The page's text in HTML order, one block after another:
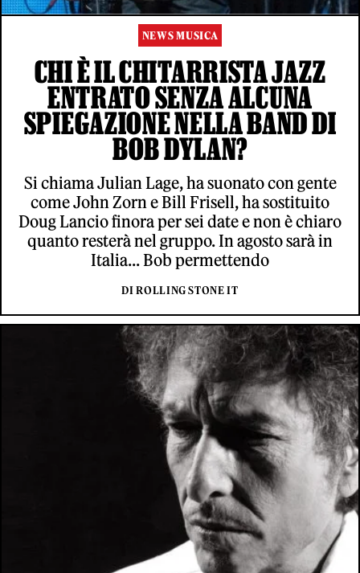
NEWS MUSICA
CHI È IL CHITARRISTA JAZZ
ENTRATO SENZA ALCUNA
SPIEGAZIONE NELLA BAND DI
BOB DYLAN?
Si chiama Julian Lage, ha suonato con gente
come John Zorn e Bill Frisell, ha sostituito
Doug Lancio finora per sei date e non è chiaro
quanto resterà nel gruppo. In agosto sarà in
Italia... Bob permettendo
DI ROLLING STONE IT